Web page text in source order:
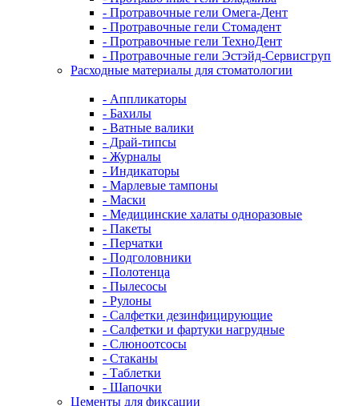
- Протравочные гели Омега-Дент
- Протравочные гели Стомадент
- Протравочные гели ТехноДент
- Протравочные гели Эстэйд-Сервисгруп
Расходные материалы для стоматологии
- Аппликаторы
- Бахилы
- Ватные валики
- Драй-типсы
- Журналы
- Индикаторы
- Марлевые тампоны
- Маски
- Медицинские халаты одноразовые
- Пакеты
- Перчатки
- Подголовники
- Полотенца
- Пылесосы
- Рулоны
- Салфетки дезинфицирующие
- Салфетки и фартуки нагрудные
- Слюноотсосы
- Стаканы
- Таблетки
- Шапочки
Цементы для фиксации